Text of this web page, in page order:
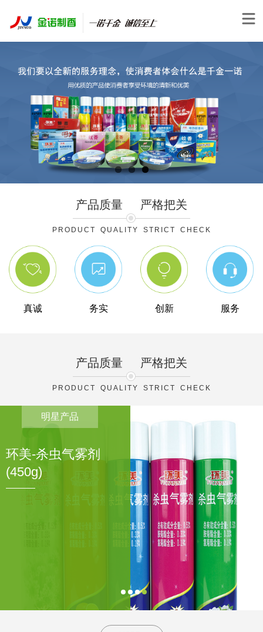
产品质量 严格把关
PRODUCT QUALITY STRICT CHECK
真诚 务实 创新 服务
产品质量 严格把关
PRODUCT QUALITY STRICT CHECK
明星产品
环美-杀虫气雾剂
(450g)